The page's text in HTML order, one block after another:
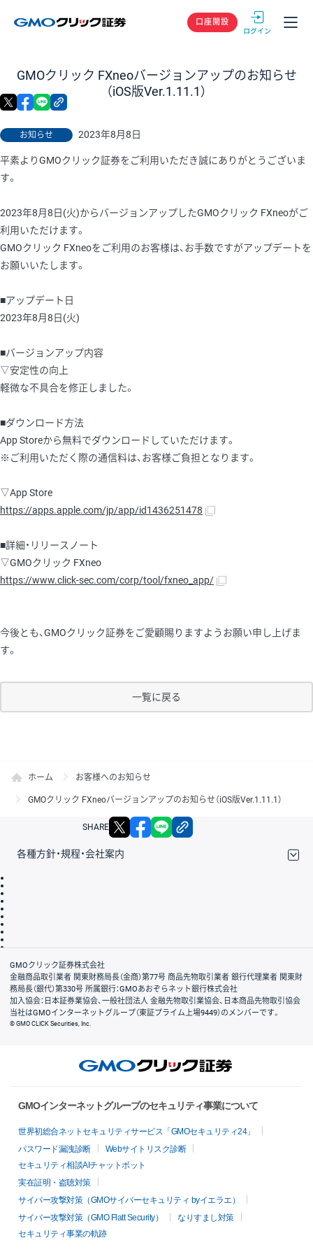
GMOクリック
口座開設
GMOクリック FXneoバージョンアップのお知らせ
（iOS版Ver.1.11.1）
お知らせ 2023年8月8日
X facebook
平素よりGMOクリック証券をご利用いただき誠にありがとうございま
す。
2023年8月8日(火)からバージョンアップしたGMOクリック FXneoがご
利用いただけます。
GMOクリック FXneoをご利用のお客様は、お手数ですがアップデートを
お願いいたします。
■アップデート日
2023年8月8日(火)
■バージョンアップ内容
▽安定性の向上
軽微な不具合を修正しました。
■ダウンロード方法
App Storeから無料でダウンロードしていただけます。
※ご利用いただく際の通信料は、お客様ご負担となります。
▽App Store
https://apps.apple.com/jp/app/id1436251478
■詳細・リリースノート
▽GMOクリック FXneo
https://www.click-sec.com/corp/tool/fxneo_app/
今後とも、GMOクリック証券をご愛顧賜りますようお願い申し上げま
す。
一覧に戻る
ホーム お客様へのお知らせ
GMOクリック FXneoバージョンアップのお知らせ（iOS版Ver.1.11.1）
SHARE X facebook
各種方針・規程・会社案内
会社案内
GMOクリック証券株式会社
金融商品取引業者 関東財務局長（金商）第77号 商品先物取引業者 銀行代理業者 関東財
務局長（銀代）第330号 所属銀行：GMOあおぞらネット銀行株式会社
加入協会：日本証券業協会、一般社団法人 金融先物取引業協会、日本商品先物取引協会
当社はGMOインターネットグループ（東証プライム上場9449）のメンバーです。
© GMO CLICK Securities, Inc.
GMOインターネットグループのセキュリティ事業について
世界初総合ネットセキュリティサービス「GMOセキュリティ24」
パスワード漏洩診断
Webサイトリスク診断
セキュリティ相談AIチャットボット
実在証明・盗聴対策
サイバー攻撃対策（GMOサイバーセキュリティ byイエラエ）
サイバー攻撃対策（GMO Flatt Security）
なりすまし対策
セキュリティ事業の軌跡